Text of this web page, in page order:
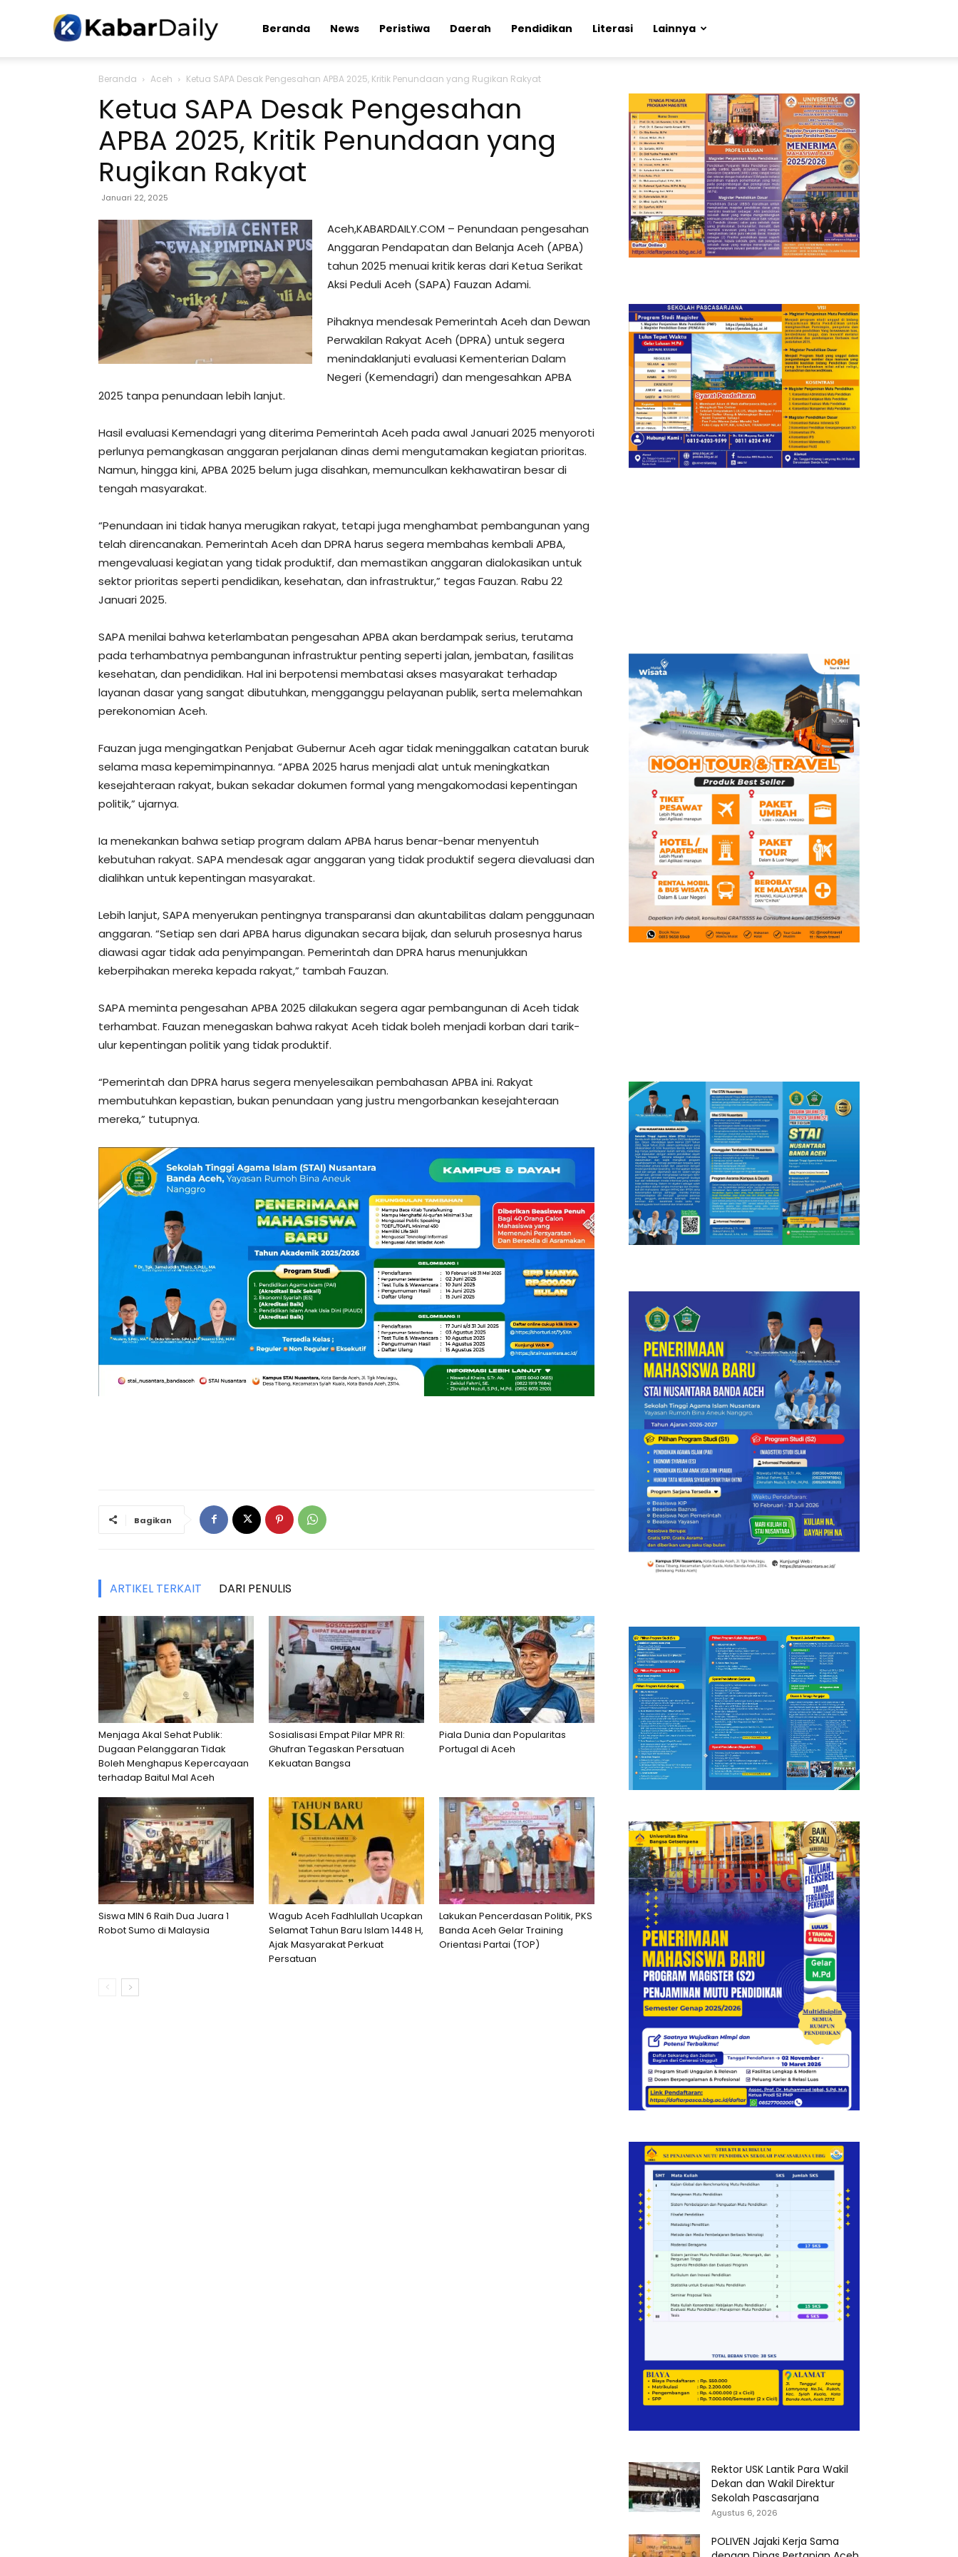
Kabardaily.com
Beranda News Peristiwa Daerah Pendidikan Literasi Lainnya
Beranda Aceh Ketua SAPA Desak Pengesahan APBA 2025, Kritik Penundaan yang Rugikan Rakyat
Ketua SAPA Desak Pengesahan
APBA 2025, Kritik Penundaan yang
Rugikan Rakyat
Januari 22, 2025
Aceh,KABARDAILY.COM – Penundaan pengesahan
Anggaran Pendapatan dan Belanja Aceh (APBA)
tahun 2025 menuai kritik keras dari Ketua Serikat
Aksi Peduli Aceh (SAPA) Fauzan Adami.
Pihaknya mendesak Pemerintah Aceh dan Dewan
Perwakilan Rakyat Aceh (DPRA) untuk segera
menindaklanjuti evaluasi Kementerian Dalam
Negeri (Kemendagri) dan mengesahkan APBA
2025 tanpa penundaan lebih lanjut.
Hasil evaluasi Kemendagri yang diterima Pemerintah Aceh pada awal Januari 2025 menyoroti
perlunya pemangkasan anggaran perjalanan dinas demi mengutamakan kegiatan prioritas.
Namun, hingga kini, APBA 2025 belum juga disahkan, memunculkan kekhawatiran besar di
tengah masyarakat.
“Penundaan ini tidak hanya merugikan rakyat, tetapi juga menghambat pembangunan yang
telah direncanakan. Pemerintah Aceh dan DPRA harus segera membahas kembali APBA,
mengevaluasi kegiatan yang tidak produktif, dan memastikan anggaran dialokasikan untuk
sektor prioritas seperti pendidikan, kesehatan, dan infrastruktur,” tegas Fauzan. Rabu 22
Januari 2025.
SAPA menilai bahwa keterlambatan pengesahan APBA akan berdampak serius, terutama
pada terhambatnya pembangunan infrastruktur penting seperti jalan, jembatan, fasilitas
kesehatan, dan pendidikan. Hal ini berpotensi membatasi akses masyarakat terhadap
layanan dasar yang sangat dibutuhkan, mengganggu pelayanan publik, serta melemahkan
perekonomian Aceh.
Fauzan juga mengingatkan Penjabat Gubernur Aceh agar tidak meninggalkan catatan buruk
selama masa kepemimpinannya. “APBA 2025 harus menjadi alat untuk meningkatkan
kesejahteraan rakyat, bukan sekadar dokumen formal yang mengakomodasi kepentingan
politik,” ujarnya.
Ia menekankan bahwa setiap program dalam APBA harus benar-benar menyentuh
kebutuhan rakyat. SAPA mendesak agar anggaran yang tidak produktif segera dievaluasi dan
dialihkan untuk kepentingan masyarakat.
Lebih lanjut, SAPA menyerukan pentingnya transparansi dan akuntabilitas dalam penggunaan
anggaran. “Setiap sen dari APBA harus digunakan secara bijak, dan seluruh prosesnya harus
diawasi agar tidak ada penyimpangan. Pemerintah dan DPRA harus menunjukkan
keberpihakan mereka kepada rakyat,” tambah Fauzan.
SAPA meminta pengesahan APBA 2025 dilakukan segera agar pembangunan di Aceh tidak
terhambat. Fauzan menegaskan bahwa rakyat Aceh tidak boleh menjadi korban dari tarik-
ulur kepentingan politik yang tidak produktif.
“Pemerintah dan DPRA harus segera menyelesaikan pembahasan APBA ini. Rakyat
membutuhkan kepastian, bukan penundaan yang justru mengorbankan kesejahteraan
mereka,” tutupnya.
Bagikan
ARTIKEL TERKAIT DARI PENULIS
Menjaga Akal Sehat Publik:
Dugaan Pelanggaran Tidak
Boleh Menghapus Kepercayaan
terhadap Baitul Mal Aceh
Sosialisasi Empat Pilar MPR RI:
Ghufran Tegaskan Persatuan
Kekuatan Bangsa
Piala Dunia dan Popularitas
Portugal di Aceh
Siswa MIN 6 Raih Dua Juara 1
Robot Sumo di Malaysia
Wagub Aceh Fadhlullah Ucapkan
Selamat Tahun Baru Islam 1448 H,
Ajak Masyarakat Perkuat
Persatuan
Lakukan Pencerdasan Politik, PKS
Banda Aceh Gelar Training
Orientasi Partai (TOP)
Rektor USK Lantik Para Wakil
Dekan dan Wakil Direktur
Sekolah Pascasarjana
Agustus 6, 2026
POLIVEN Jajaki Kerja Sama